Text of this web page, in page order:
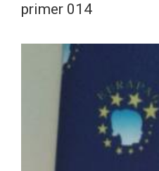
primer 014